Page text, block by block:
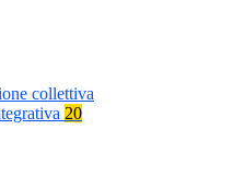
collettiva
20